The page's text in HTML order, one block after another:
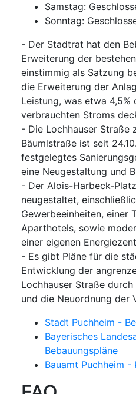
Samstag:
Sonntag:
- Der Stadtrat hat den
Erweiterung der
einstimmig als Satzung
die Erweiterung der
Leistung, was etwa 4,5%
verbrauchten Stroms
- Die Lochhauser Straße
Bäumlstraße ist seit
festgelegtes
eine Neugestaltung und
- Der Alois-Harbeck-
neugestaltet,
Gewerbeeinheiten, einer
Aparthotels, sowie
einer eigenen
- Es gibt Pläne für die
Entwicklung der
Lochhauser Straße
und die Neuordnung der
Stadt Puchheim -
Bayerisches
Bebauungspläne
Bauamt Puchheim -